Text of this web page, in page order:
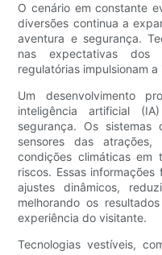
O cenário em constante
diversões continua a
aventura e segurança.
nas expectativas dos
regulatórias impulsionam
Um desenvolvimento
inteligência artificial
segurança. Os
sensores das
condições climáticas em
riscos. Essas
ajustes dinâmicos,
melhorando os
experiência do visitante.
Tecnologias vestíveis,